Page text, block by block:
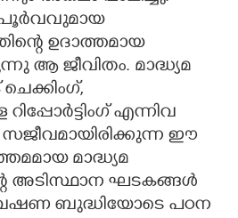
ഉദാത്തമായ
ആ ജീവിതം. മാദ്ധ്യമ
എന്നിവ
സജീവമായിരിക്കുന്ന ഈ
മാദ്ധ്യമ
അടിസ്ഥാന ഘടകങ്ങൾ
ബുദ്ധിയോടെ പഠന